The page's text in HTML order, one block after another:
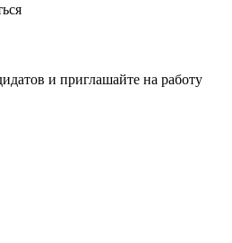
и приглашайте на работу